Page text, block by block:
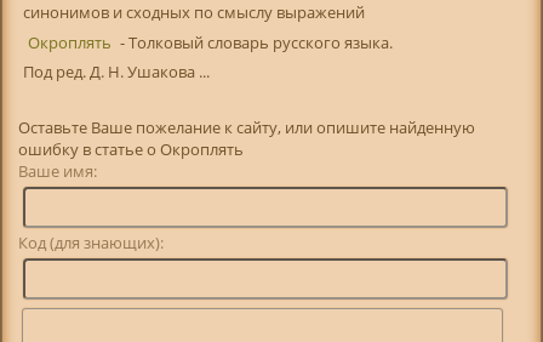
синонимов и сходных по смыслу выражений
Окроплять - Толковый словарь русского языка.
Под ред. Д. Н. Ушакова ...
Оставьте Ваше пожелание к сайту, или опишите найденную
ошибку в статье о Окроплять
Ваше имя:
Код (для знающих):